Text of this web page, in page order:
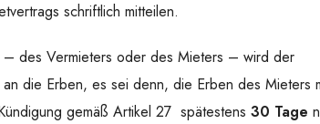
schriftlich mitteilen.
– des Vermieters oder des Mieters – wird der
die Erben, es sei denn, die Erben des Mieters
gemäß Artikel 27 spätestens 30 Tage